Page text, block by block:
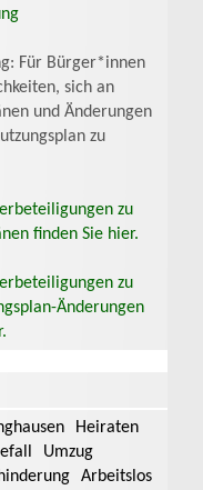
Für Bürger*innen
sich an
und Änderungen
zu
zu
finden Sie hier.
zu
Änderungen
Heiraten
Umzug
Arbeitslos